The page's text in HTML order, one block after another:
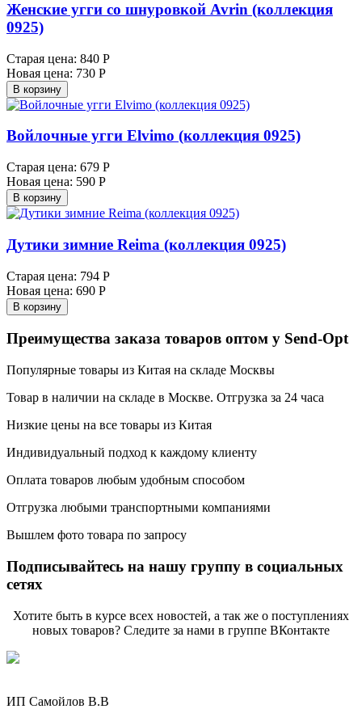
Женские угги со шнуровкой Avrin (коллекция
0925)
Старая цена: 840 Р
Новая цена: 730 Р
В корзину
Войлочные угги Elvimo (коллекция 0925)
Старая цена: 679 Р
Новая цена: 590 Р
В корзину
Дутики зимние Reima (коллекция 0925)
Старая цена: 794 Р
Новая цена: 690 Р
В корзину
Преимущества заказа товаров оптом у Send-Opt
Популярные товары из Китая на складе Москвы
Товар в наличии на складе в Москве. Отгрузка за 24 часа
Низкие цены на все товары из Китая
Индивидуальный подход к каждому клиенту
Оплата товаров любым удобным способом
Отгрузка любыми транспортными компаниями
Вышлем фото товара по запросу
Подписывайтесь на нашу группу в социальных
сетях
Хотите быть в курсе всех новостей, а так же о поступлениях
новых товаров? Следите за нами в группе ВКонтакте
ИП Самойлов В.В